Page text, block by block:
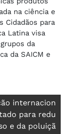
na ciência e
Cidadãos para
Latina visa
da
da SAICM e
internacion
para redu
e da poluiçã